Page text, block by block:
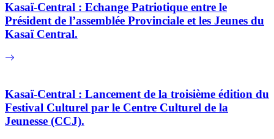
Kasaï-Central : Echange Patriotique entre le
Président de l’assemblée Provinciale et les Jeunes du
Kasaï Central.
Kasaï-Central : Lancement de la troisième édition du
Festival Culturel par le Centre Culturel de la
Jeunesse (CCJ).